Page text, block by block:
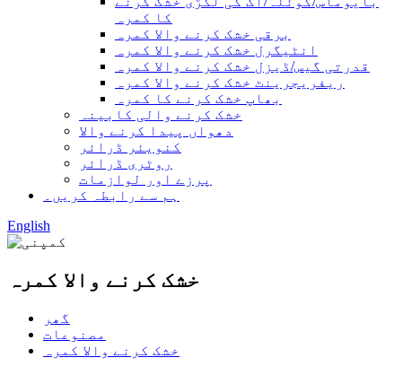
کا کمرہ
برقی خشک کرنے والا کمرہ
انٹیگرل خشک کرنے والا کمرہ
قدرتی گیس/ڈیزل خشک کرنے والا کمرہ
ریفریجرینٹ خشک کرنے والا کمرہ
بھاپ خشک کرنے کا کمرہ
خشک کرنے والی کابینہ
دھواں پیدا کرنے والا
کنویئر ڈرائر
روٹری ڈرائر
پرزے اور لوازمات
ہم سے رابطہ کریں۔
English
خشک کرنے والا کمرہ
گھر
مصنوعات
خشک کرنے والا کمرہ